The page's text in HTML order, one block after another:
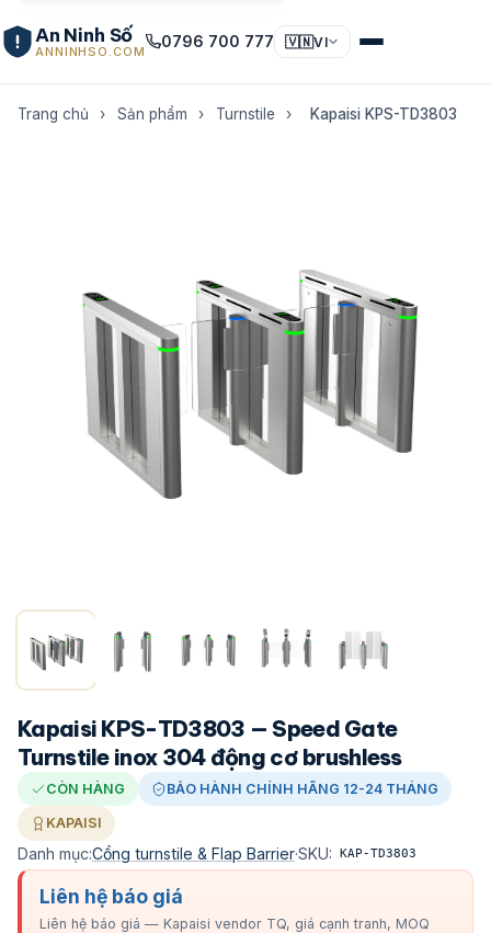
An Ninh Số
ANNINHSO.COM
0796 700 777 🇻🇳VI
Trang chủ › Sản phẩm › Turnstile › Kapaisi KPS-TD3803
Kapaisi KPS-TD3803 — Speed Gate
Turnstile inox 304 động cơ brushless
CÒN HÀNG BẢO HÀNH CHÍNH HÃNG 12-24 THÁNG
KAPAISI
Danh mục:Cổng turnstile & Flap Barrier·SKU: KAP-TD3803
Liên hệ báo giá
Liên hệ báo giá — Kapaisi vendor TQ, giá cạnh tranh, MOQ